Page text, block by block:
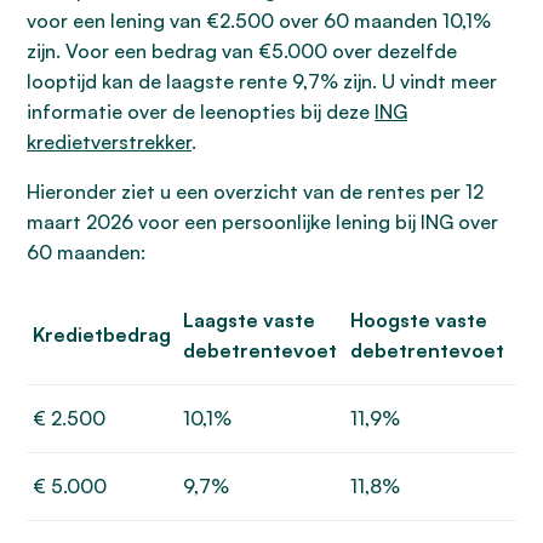
voor een lening van €2.500 over 60 maanden 10,1%
zijn. Voor een bedrag van €5.000 over dezelfde
looptijd kan de laagste rente 9,7% zijn. U vindt meer
informatie over de leenopties bij deze ING
kredietverstrekker.
Hieronder ziet u een overzicht van de rentes per 12
maart 2026 voor een persoonlijke lening bij ING over
60 maanden:
Kredietbedrag
Laagste vaste
debetrentevoet
Hoogste vaste
debetrentevoet
€ 2.500 10,1% 11,9%
€ 5.000 9,7% 11,8%